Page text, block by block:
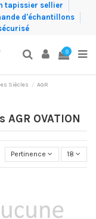
tapissier sellier
d'échantillons
0
Siècles
AGR
OVATION
Pertinence 18